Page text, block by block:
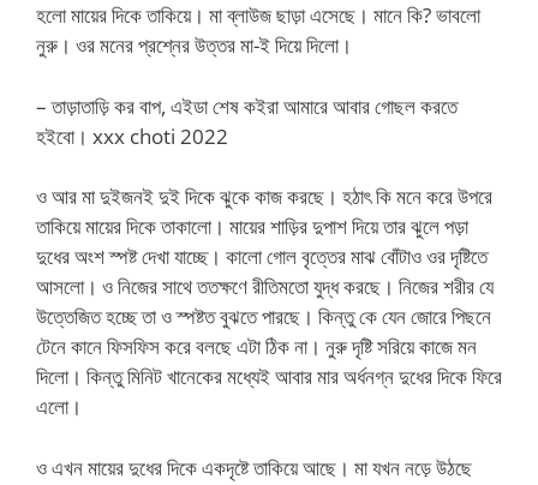
হলো মায়ের দিকে তাকিয়ে। মা ব্লাউজ ছাড়া এসেছে। মানে কি? ভাবলো
নুরু। ওর মনের প্রশ্নের উত্তর মা-ই দিয়ে দিলো।
– তাড়াতাড়ি কর বাপ, এইডা শেষ কইরা আমারে আবার গোছল করতে
হইবো। xxx choti 2022
ও আর মা দুইজনই দুই দিকে ঝুকে কাজ করছে। হঠাৎ কি মনে করে উপরে
তাকিয়ে মায়ের দিকে তাকালো। মায়ের শাড়ির দুপাশ দিয়ে তার ঝুলে পড়া
দুধের অংশ স্পষ্ট দেখা যাচ্ছে। কালো গোল বৃত্তের মাঝ বোঁটাও ওর দৃষ্টিতে
আসলো। ও নিজের সাথে ততক্ষণে রীতিমতো যুদ্ধ করছে। নিজের শরীর যে
উত্তেজিত হচ্ছে তা ও স্পষ্টত বুঝতে পারছে। কিন্তু কে যেন জোরে পিছনে
টেনে কানে ফিসফিস করে বলছে এটা ঠিক না। নুরু দৃষ্টি সরিয়ে কাজে মন
দিলো। কিন্তু মিনিট খানেকের মধ্যেই আবার মার অর্ধনগ্ন দুধের দিকে ফিরে
এলো।
ও এখন মায়ের দুধের দিকে একদৃষ্টে তাকিয়ে আছে। মা যখন নড়ে উঠছে